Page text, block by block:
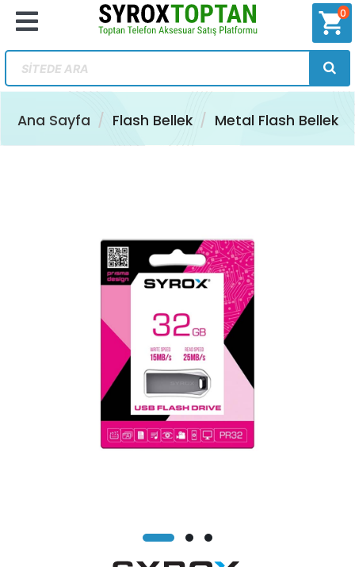
shopping_cart
0
Ana Sayfa Flash Bellek Metal Flash Bellek